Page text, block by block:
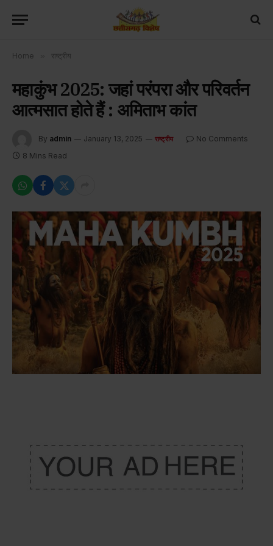
Home राष्ट्रीय
महाकुंभ 2025: जहां परंपरा और परिवर्तन
आत्‍मसात होते हैं : अमिताभ कांत
By admin January 13, 2025 राष्ट्रीय
No Comments
8 Mins Read